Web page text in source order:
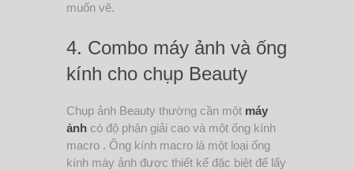
muốn vẽ.
4. Combo máy ảnh và ống
kính cho chụp Beauty
Chụp ảnh Beauty thường cần một máy
ảnh có độ phân giải cao và một ống kính
macro . Ống kính macro là một loại ống
kính máy ảnh được thiết kế đặc biệt để lấy